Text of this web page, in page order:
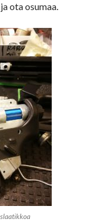
ota osumaa.